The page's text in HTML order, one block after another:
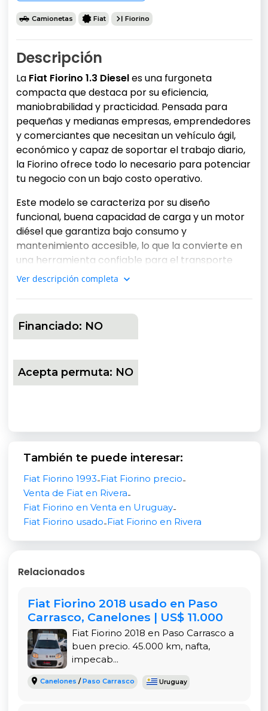
Camionetas Fiat Fiorino
Descripción
La Fiat Fiorino 1.3 Dieseles una furgoneta
compacta que destaca por su eficiencia,
maniobrabilidad y practicidad. Pensada para
pequeñas y medianas empresas, emprendedores
y comerciantes que necesitan un vehículo ágil,
económico y capaz de soportar el trabajo diario,
la Fiorino ofrece todo lo necesario para potenciar
tu negocio con un bajo costo operativo.
Este modelo se caracteriza por su diseño
funcional, buena capacidad de carga y un motor
diésel que garantiza bajo consumo y
mantenimiento accesible, lo que la convierte en
una herramienta confiable para el transporte
urbano y las entregas en zonas de alta
Motor 1.3 Diésel: potencia y economía para
trabajar más
El motor 1.3 diésel de la Fiat Fiorino está pensado
potencia necesaria para cargar hasta 650 kg en
la caja trasera. Su funcionamiento está
Este motor es reconocido por su durabilidad y
bajo costo de mantenimiento, lo que hace que
esta Fiorino sea una de las furgonetas más
rentables en su segmento. Además, la caja
manual de cinco velocidades ofrece un manejo
cómodo y preciso, facilitando la conducción tanto
Una de las mayores ventajas de la Fiat Fiorino es
con facilidad en calles angostas, zonas urbanas y
centros comerciales donde el espacio suele ser
limitado.
La caja de carga trasera está diseñada para
aprovechar cada centímetro, permitiendo
transportar mercadería, herramientas o
Ver descripción completa
Financiado: NO
Acepta permuta: NO
También te puede interesar:
Fiat Fiorino 1993-Fiat Fiorino precio-
Venta de Fiat en Rivera-
Fiat Fiorino en Venta en Uruguay-
Fiat Fiorino usado-Fiat Fiorino en Rivera
Relacionados
Fiat Fiorino 2018 usado en Paso
Carrasco, Canelones | US$ 11.000
Fiat Fiorino 2018 en Paso Carrasco a
buen precio. 45.000 km, nafta,
impecab...
Canelones /Paso Carrasco Uruguay